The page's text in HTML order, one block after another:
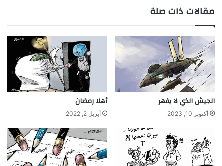
مقالات ذات صلة
الجيش الذي لا يقهر
أكتوبر 10, 2023
أهلا رمضان
أبريل 2, 2022